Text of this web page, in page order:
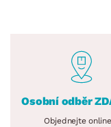
Osobní odběr
Objednejte